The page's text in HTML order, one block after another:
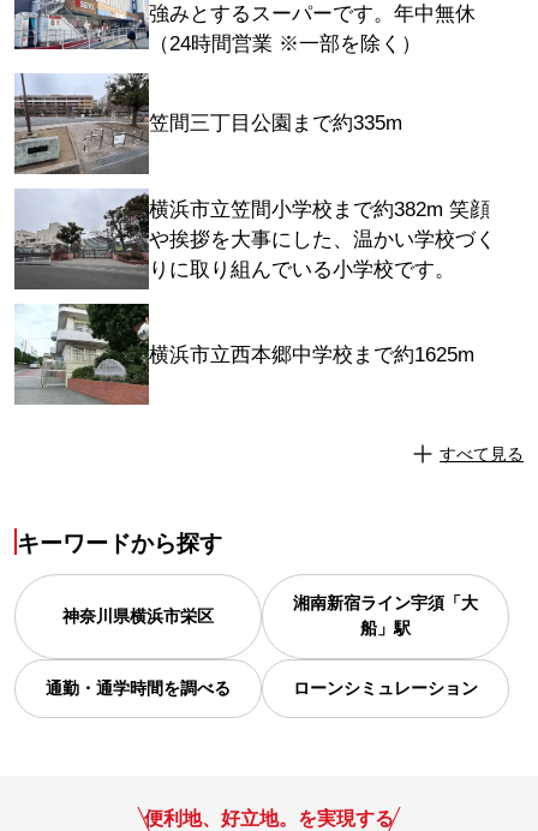
強みとするスーパーです。年中無休
（24時間営業 ※一部を除く）
笠間三丁目公園まで約335m
横浜市立笠間小学校まで約382m 笑顔
や挨拶を大事にした、温かい学校づく
りに取り組んでいる小学校です。
横浜市立西本郷中学校まで約1625m
すべて見る
キーワードから探す
神奈川県横浜市栄区
湘南新宿ライン宇須「大
船」駅
通勤・通学時間を調べる ローンシミュレーション
便利地、好立地。を実現する